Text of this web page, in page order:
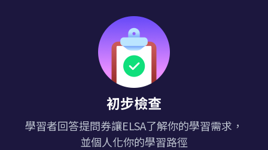
初步檢查
學習者回答提問券讓ELSA了解你的學習需求，
並個人化你的學習路徑